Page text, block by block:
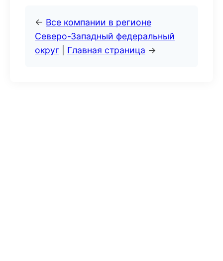
← Все компании в регионе
Северо-Западный федеральный
округ
Главная страница →